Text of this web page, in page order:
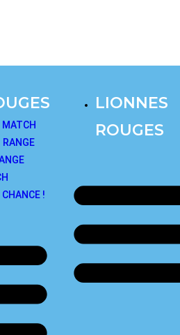
MATCH
CHANCE !
LIONNES
ROUGES